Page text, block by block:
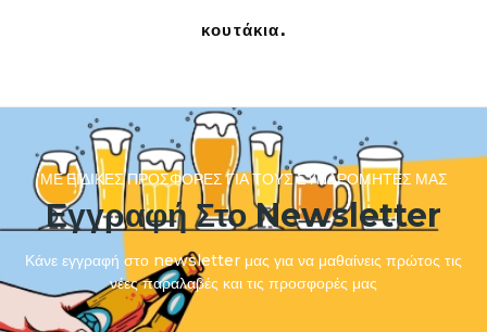
κουτάκια.
ΜΕ ΕΙΔΙΚΈΣ ΠΡΟΣΦΟΡΈΣ ΓΙΑ ΤΟΥΣ ΣΥΝΔΡΟΜΗΤΈΣ ΜΑΣ
Εγγραφή Στο Newsletter
Κάνε εγγραφή στο newsletter μας για να μαθαίνεις πρώτος τις
νέες παραλαβές και τις προσφορές μας